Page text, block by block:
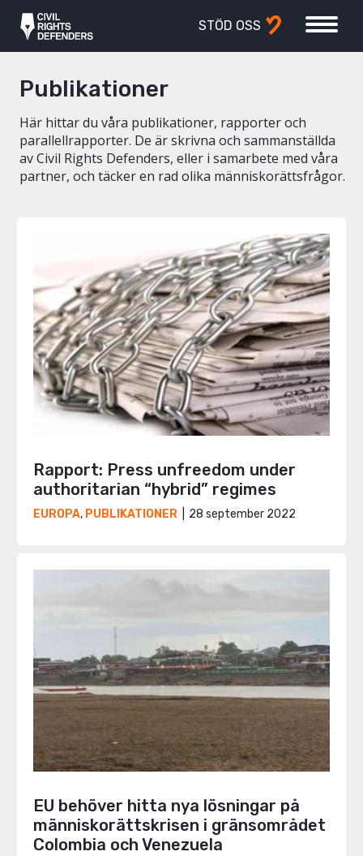
STÖD OSS
Publikationer
Här hittar du våra publikationer, rapporter och
parallellrapporter. De är skrivna och sammanställda
av Civil Rights Defenders, eller i samarbete med våra
partner, och täcker en rad olika människorättsfrågor.
Rapport: Press unfreedom under
authoritarian “hybrid” regimes
EUROPA, PUBLIKATIONER 28 september 2022
EU behöver hitta nya lösningar på
människorättskrisen i gränsområdet
Colombia och Venezuela